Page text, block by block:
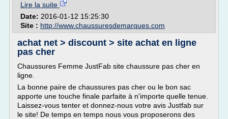
Lire la suite
Date: 2016-01-12 15:25:30
Site : http://www.chaussuresdemarques.com
achat net > discount > site achat en ligne
pas cher
Chaussures Femme JustFab site chaussure pas cher en
ligne.
La bonne paire de chaussures pas cher ou le bon sac
apporte une touche finale parfaite à n'importe quelle tenue.
Laissez-vous tenter et donnez-nous votre avis Justfab sur
le site! De temps en temps nous vous proposerons des